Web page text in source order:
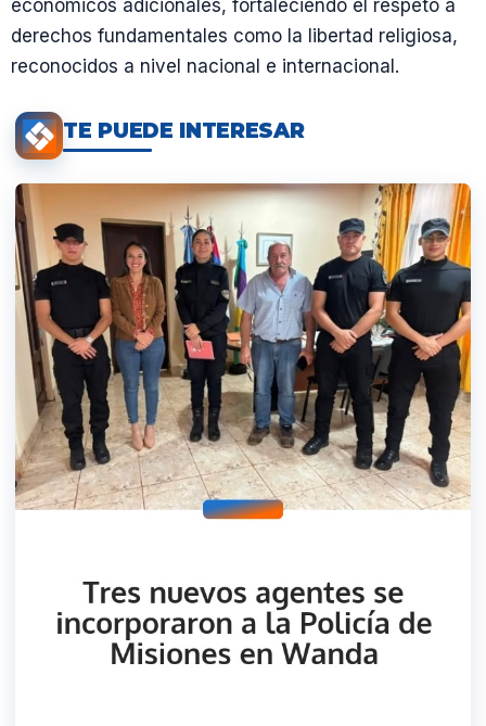
económicos adicionales, fortaleciendo el respeto a
derechos fundamentales como la libertad religiosa,
reconocidos a nivel nacional e internacional.
TE PUEDE INTERESAR